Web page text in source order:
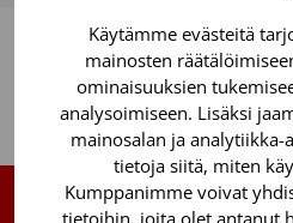
Käytämme evästeitä
mainosten
ominaisuuksien
analysoimiseen. Lisäksi
mainosalan ja
tietoja siitä, miten
Kumppanimme voivat
tietoihin, joita olet antanut